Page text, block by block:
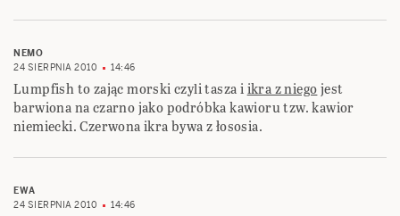
NEMO
24 SIERPNIA 2010
14:46
Lumpfish to zając morski czyli tasza iikra z niegojest
barwiona na czarno jako podróbka kawioru tzw. kawior
niemiecki. Czerwona ikra bywa z łososia.
EWA
24 SIERPNIA 2010
14:46